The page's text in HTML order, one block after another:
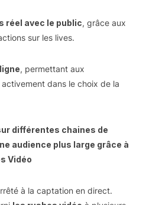
réel avec le public, grâce aux
sur les lives.
, permettant aux
dans le choix de la
différentes chaines de
audience plus large grâce à
Vidéo
à la captation en direct.